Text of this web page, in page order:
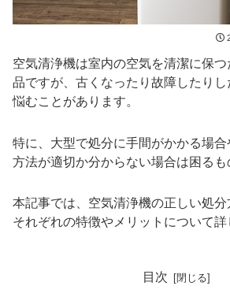
空気清浄機は室内の空気を清潔に保
品ですが、古くなったり故障したり
悩むことがあります。
特に、大型で処分に手間がかかる場
方法が適切か分からない場合は困るも
本記事では、空気清浄機の正しい処分
それぞれの特徴やメリットについて詳
目次